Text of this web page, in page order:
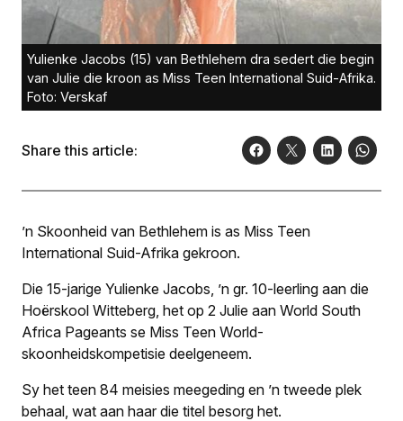
Yulienke Jacobs (15) van Bethlehem dra sedert die begin
van Julie die kroon as Miss Teen International Suid-Afrika.
Foto: Verskaf
Share this article:
’n Skoonheid van Bethlehem is as Miss Teen
International Suid-Afrika gekroon.
Die 15-jarige Yulienke Jacobs, ’n gr. 10-leerling aan die
Hoërskool Witteberg, het op 2 Julie aan World South
Africa Pageants se Miss Teen World-
skoonheidskompetisie deelgeneem.
Sy het teen 84 meisies meegeding en ’n tweede plek
behaal, wat aan haar die titel besorg het.